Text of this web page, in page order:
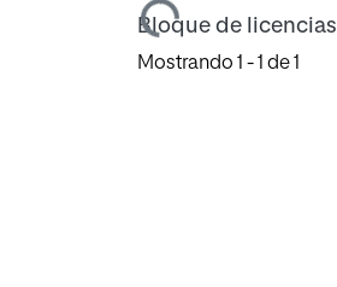
Cargando...
Bloque de licencias
Mostrando 1 - 1 de 1